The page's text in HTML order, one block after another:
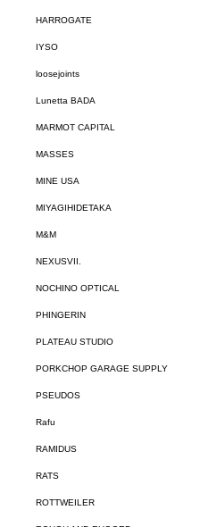
HARROGATE
IYSO
loosejoints
Lunetta BADA
MARMOT CAPITAL
MASSES
MINE USA
MIYAGIHIDETAKA
M&M
NEXUSVII.
NOCHINO OPTICAL
PHINGERIN
PLATEAU STUDIO
PORKCHOP GARAGE SUPPLY
PSEUDOS
Rafu
RAMIDUS
RATS
ROTTWEILER